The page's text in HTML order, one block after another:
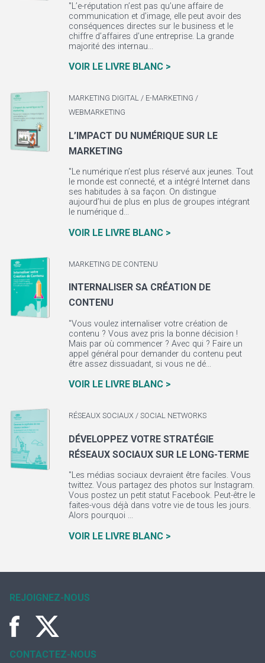
"L’e-réputation n’est pas qu’une affaire de
communication et d’image, elle peut avoir des
conséquences directes sur le business et le
chiffre d’affaires d’une entreprise. La grande
majorité des internau...
VOIR LE LIVRE BLANC >
MARKETING DIGITAL / E-MARKETING /
WEBMARKETING
L’IMPACT DU NUMÉRIQUE SUR LE
MARKETING
"Le numérique n’est plus réservé aux jeunes. Tout
le monde est connecté, et a intégré Internet dans
ses habitudes à sa façon. On distingue
aujourd’hui de plus en plus de groupes intégrant
le numérique d...
VOIR LE LIVRE BLANC >
MARKETING DE CONTENU
INTERNALISER SA CRÉATION DE
CONTENU
"Vous voulez internaliser votre création de
contenu ? Vous avez pris la bonne décision !
Mais par où commencer ? Avec qui ? Faire un
appel général pour demander du contenu peut
être assez dissuadant, si vous ne dé...
VOIR LE LIVRE BLANC >
RÉSEAUX SOCIAUX / SOCIAL NETWORKS
DÉVELOPPEZ VOTRE STRATÉGIE
RÉSEAUX SOCIAUX SUR LE LONG-TERME
"Les médias sociaux devraient être faciles. Vous
twittez. Vous partagez des photos sur Instagram.
Vous postez un petit statut Facebook. Peut-être le
faites-vous déjà dans votre vie de tous les jours.
Alors pourquoi ...
VOIR LE LIVRE BLANC >
REJOIGNEZ-NOUS
CONTACTEZ-NOUS